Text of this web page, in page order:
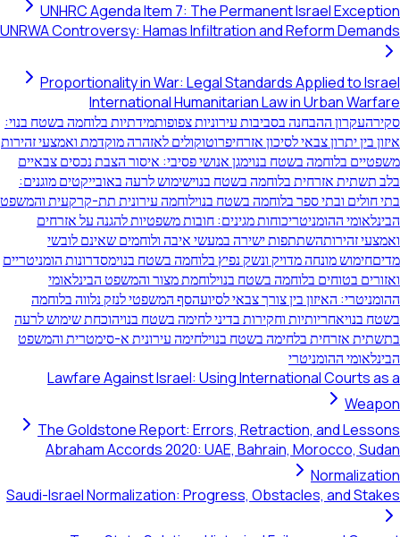
UNHRC Agenda Item 7: The Permanent Israel Exception
UNRWA Controversy: Hamas Infiltration and Reform Demands
Proportionality in War: Legal Standards Applied to Israel
International Humanitarian Law in Urban Warfare
סקירהעקרון ההבחנה בסביבות עירוניות צפופותמידתיות בלוחמה בשטח בנוי:
איזון בין יתרון צבאי לסיכון אזרחיפרוטוקולים לאזהרה מוקדמת ואמצעי זהירות
משפטיים בלוחמה בשטח בנוימגן אנושי פסיבי: איסור הצבת נכסים צבאיים
בלב תשתית אזרחית בלוחמה בשטח בנוישימוש לרעה באובייקטים מוגנים:
בתי חולים ובתי ספר בלוחמה בשטח בנוילוחמה עירונית תת-קרקעית והמשפט
הבינלאומי ההומניטריכוחות מגינים: חובות משפטיות להגנה על אזרחים
ואמצעי זהירותהשתתפות ישירה במעשי איבה ולוחמים שאינם לובשי
מדיםחימוש מונחה מדויק ונשק נפיץ בלוחמה בשטח בנוימסדרונות הומניטריים
ואזורים בטוחים בלוחמה בשטח בנוילוחמת מצור והמשפט הבינלאומי
ההומניטרי: האיזון בין צורך צבאי לסיועהסף המשפטי לנזק נלווה בלוחמה
בשטח בנויאחריותיות וחקירות בדיני לחימה בשטח בנויהוכחת שימוש לרעה
בתשתית אזרחית בלחימה בשטח בנוילחימה עירונית א-סימטרית והמשפט
הבינלאומי ההומניטרי
Lawfare Against Israel: Using International Courts as a
Weapon
The Goldstone Report: Errors, Retraction, and Lessons
Abraham Accords 2020: UAE, Bahrain, Morocco, Sudan
Normalization
Saudi-Israel Normalization: Progress, Obstacles, and Stakes